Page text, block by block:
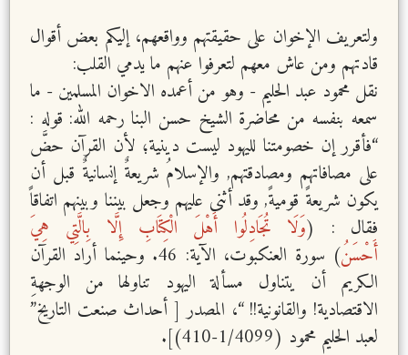
ولتعريف الإخوان على حقيقتهم وواقعهم، إليكم بعض أقوال
قادتهم ومن عاش معهم لتعرفوا عنهم ما يدمي القلب:
نقل محمود عبد الحليم - وهو من أعمده الاخوان المسلمين - ما
سمعه بنفسه من محاضرة الشيخ حسن البنا رحمه الله: قوله :
“فأقرر إن خصومتنا لليهود ليست دينية؛ لأن القرآن حضَّ
على مصافاتهم ومصادقتهم, والإسلامُ شريعةٌ إنسانيةٌ قبل أن
يكون شريعةً قوميةً, وقد أثنى عليهم وجعل بيننا وبينهم اتفاقاً
فقال : (وَلَا تُجَادِلُوا أَهْلَ الْكِتَابِ إِلَّا بِالَّتِي هِيَ
أَحْسَنُ
) سورة العنكبوت، الآية: 46. وحينما أراد القرآن
الكريم أن يتناول مسألة اليهود تناولها من الوجهةِ
الاقتصادية! والقانونية!! “، المصدر [ أحداث صنعت التاريخ”
لعبد الحليم محمود (1/4099-410)].